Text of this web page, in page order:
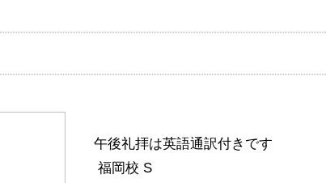
午後礼拝は英語通訳付きです
福岡校 S